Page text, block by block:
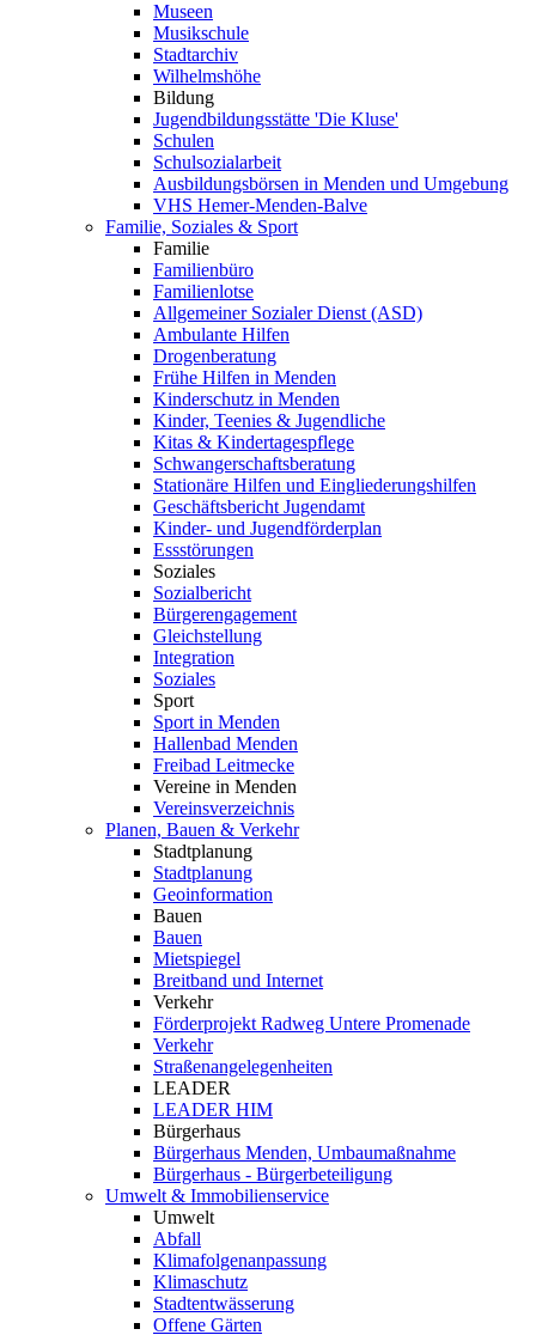
Museen
Musikschule
Stadtarchiv
Wilhelmshöhe
Bildung
Jugendbildungsstätte 'Die Kluse'
Schulen
Schulsozialarbeit
Ausbildungsbörsen in Menden und Umgebung
VHS Hemer-Menden-Balve
Familie, Soziales & Sport
Familie
Familienbüro
Familienlotse
Allgemeiner Sozialer Dienst (ASD)
Ambulante Hilfen
Drogenberatung
Frühe Hilfen in Menden
Kinderschutz in Menden
Kinder, Teenies & Jugendliche
Kitas & Kindertagespflege
Schwangerschaftsberatung
Stationäre Hilfen und Eingliederungshilfen
Geschäftsbericht Jugendamt
Kinder- und Jugendförderplan
Essstörungen
Soziales
Sozialbericht
Bürgerengagement
Gleichstellung
Integration
Soziales
Sport
Sport in Menden
Hallenbad Menden
Freibad Leitmecke
Vereine in Menden
Vereinsverzeichnis
Planen, Bauen & Verkehr
Stadtplanung
Stadtplanung
Geoinformation
Bauen
Bauen
Mietspiegel
Breitband und Internet
Verkehr
Förderprojekt Radweg Untere Promenade
Verkehr
Straßenangelegenheiten
LEADER
LEADER HIM
Bürgerhaus
Bürgerhaus Menden, Umbaumaßnahme
Bürgerhaus - Bürgerbeteiligung
Umwelt & Immobilienservice
Umwelt
Abfall
Klimafolgenanpassung
Klimaschutz
Stadtentwässerung
Offene Gärten